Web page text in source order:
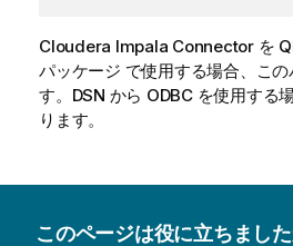
Cloudera Impala Connectorを
パッケージ で使用する場合、こ
す。 DSN から ODBCを使用する
ります。
このページは役に立ちまし